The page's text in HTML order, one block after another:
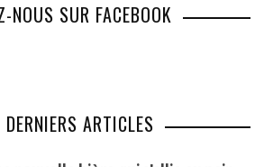
NOUS SUR FACEBOOK
DERNIERS ARTICLES